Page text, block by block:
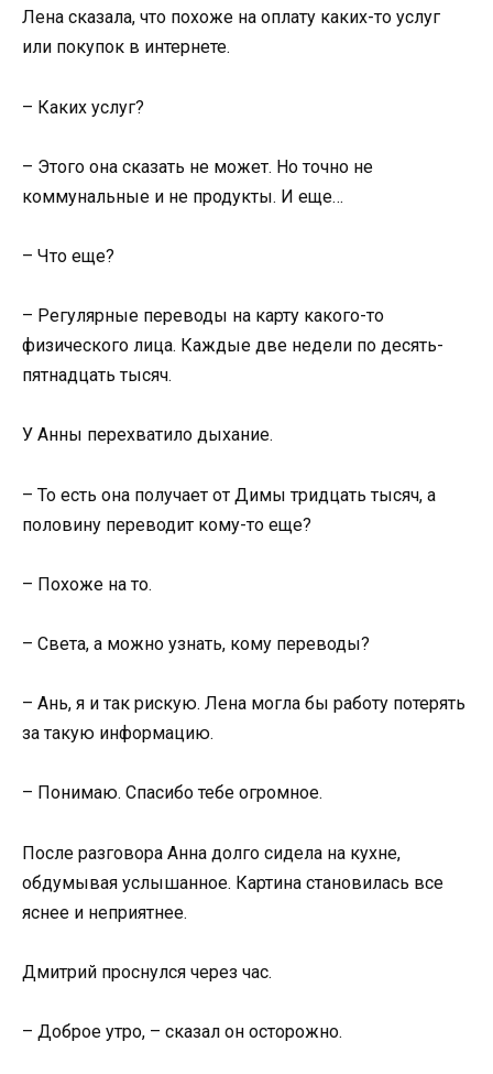
Лена сказала, что похоже на оплату каких-то услуг
или покупок в интернете.
– Каких услуг?
– Этого она сказать не может. Но точно не
коммунальные и не продукты. И еще…
– Что еще?
– Регулярные переводы на карту какого-то
физического лица. Каждые две недели по десять-
пятнадцать тысяч.
У Анны перехватило дыхание.
– То есть она получает от Димы тридцать тысяч, а
половину переводит кому-то еще?
– Похоже на то.
– Света, а можно узнать, кому переводы?
– Ань, я и так рискую. Лена могла бы работу потерять
за такую информацию.
– Понимаю. Спасибо тебе огромное.
После разговора Анна долго сидела на кухне,
обдумывая услышанное. Картина становилась все
яснее и неприятнее.
Дмитрий проснулся через час.
– Доброе утро, – сказал он осторожно.